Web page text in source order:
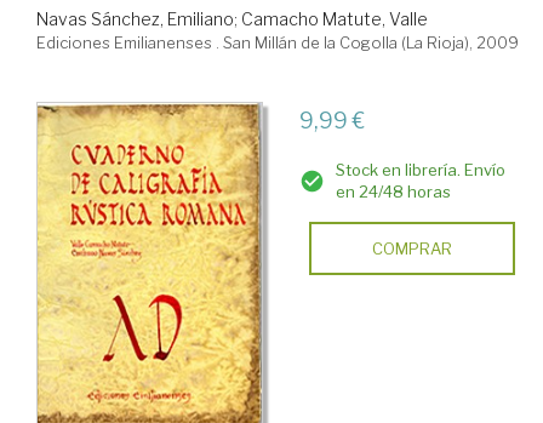
Navas Sánchez, Emiliano; Camacho Matute, Valle
Ediciones Emilianenses . San Millán de la Cogolla (La Rioja), 2009
9,99 €
Stock en librería. Envío
en 24/48 horas
COMPRAR